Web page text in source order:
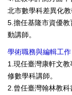
北市數學科差異化教
5.擔任基隆市資優
動講師。
學術職務與編輯工作
1.現任臺灣康軒文
修數學科講師。
2.曾任臺灣翰林教科